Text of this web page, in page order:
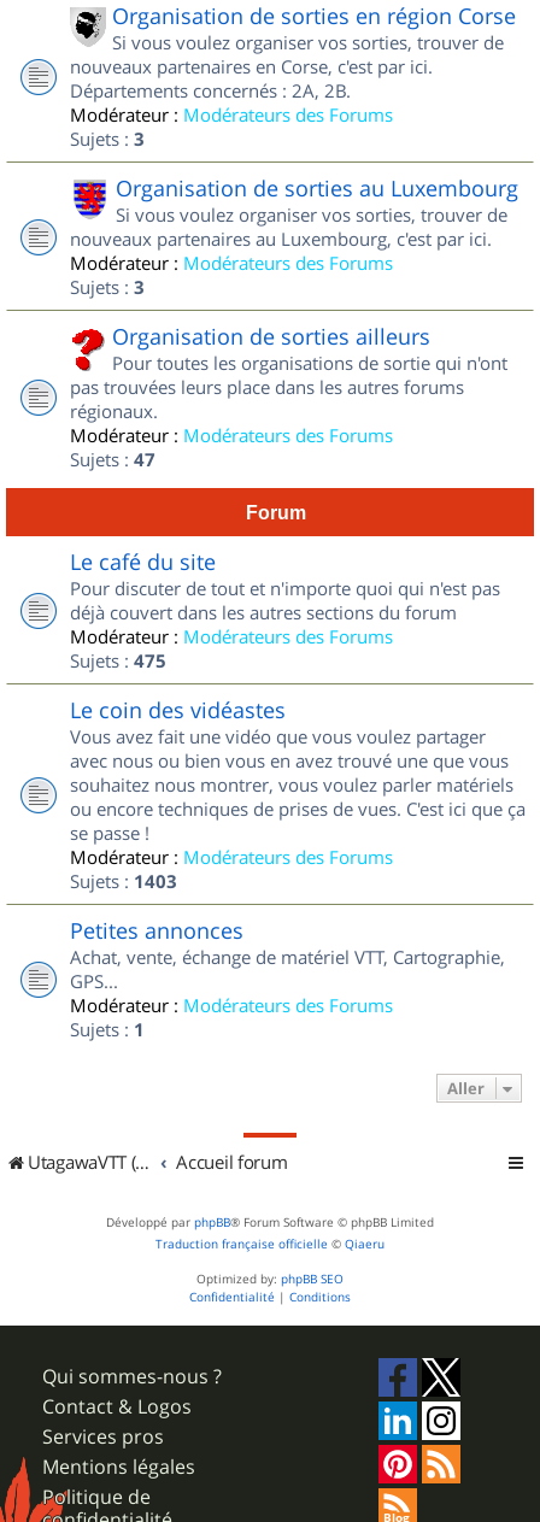
Organisation de sorties en région Corse
Si vous voulez organiser vos sorties, trouver de
nouveaux partenaires en Corse, c'est par ici.
Départements concernés : 2A, 2B.
Modérateur : Modérateurs des Forums
Sujets : 3
Organisation de sorties au Luxembourg
Si vous voulez organiser vos sorties, trouver de
nouveaux partenaires au Luxembourg, c'est par ici.
Modérateur : Modérateurs des Forums
Sujets : 3
Organisation de sorties ailleurs
Pour toutes les organisations de sortie qui n'ont
pas trouvées leurs place dans les autres forums
régionaux.
Modérateur : Modérateurs des Forums
Sujets : 47
Forum
Le café du site
Pour discuter de tout et n'importe quoi qui n'est pas
déjà couvert dans les autres sections du forum
Modérateur : Modérateurs des Forums
Sujets : 475
Le coin des vidéastes
Vous avez fait une vidéo que vous voulez partager
avec nous ou bien vous en avez trouvé une que vous
souhaitez nous montrer, vous voulez parler matériels
ou encore techniques de prises de vues. C'est ici que ça
se passe !
Modérateur : Modérateurs des Forums
Sujets : 1403
Petites annonces
Achat, vente, échange de matériel VTT, Cartographie,
GPS...
Modérateur : Modérateurs des Forums
Sujets : 1
Aller
UtagawaVTT (Randos VTT et VTTAE avec traces GPS) Accueil forum
Développé par phpBB® Forum Software © phpBB Limited
Traduction française officielle © Qiaeru
Optimized by: phpBB SEO
Confidentialité | Conditions
Qui sommes-nous ?
Contact & Logos
Services pros
Mentions légales
Politique de